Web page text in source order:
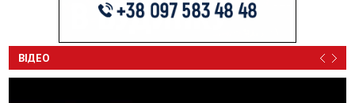
ВІДЕО